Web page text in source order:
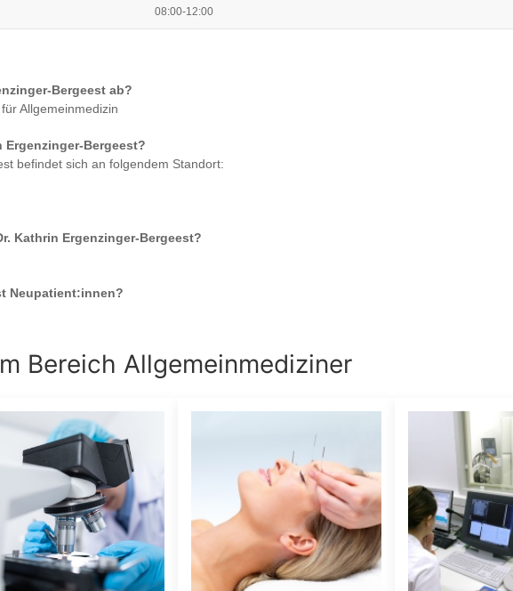
08:00-12:00
Bergeest ab?
Allgemeinmedizin
Ergenzinger-Bergeest?
befindet sich an folgendem Standort:
Kathrin Ergenzinger-Bergeest?
Neupatient:innen?
Bereich Allgemeinmediziner